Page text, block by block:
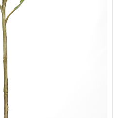
ÇİÇEK
SARMAŞIK ÇİT
PALMİYE
BİTKİLERİ
--
--